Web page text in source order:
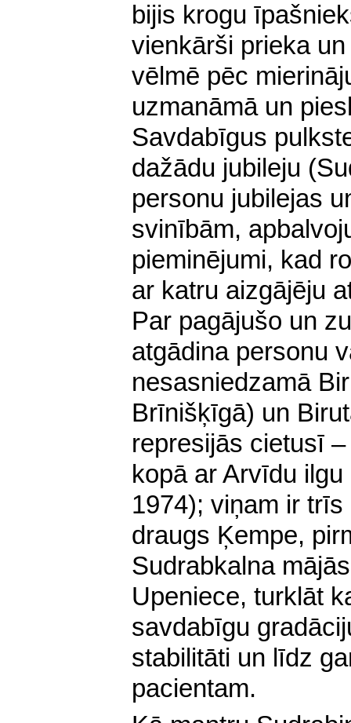
bijis krogu
vienkārši prieka
vēlmē pēc
uzmanāmā un
Savdabīgus
dažādu jubileju
personu jubilejas
svinībām,
pieminējumi, kad
ar katru aizgājēju
Par pagājušo un
atgādina personu
nesasniedzamā
Brīnišķīgā) un
represijās cietusī
kopā ar Arvīdu
1974); viņam ir
draugs Ķempe,
Sudrabkalna
Upeniece, turklāt
savdabīgu
stabilitāti un līdz
pacientam.